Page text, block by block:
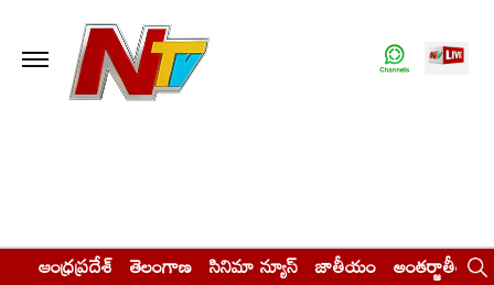
ఆంధ్రప్రదేశ్ తెలంగాణ సినిమా న్యూస్ జాతీయం అంతర్జాతీయం